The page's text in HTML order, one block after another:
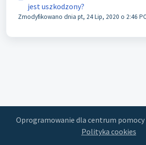
jest uszkodzony?
Zmodyfikowano dnia pt, 24 Lip, 2020 o 2:46
Oprogramowanie dla centrum pomocy
Polityka cookies